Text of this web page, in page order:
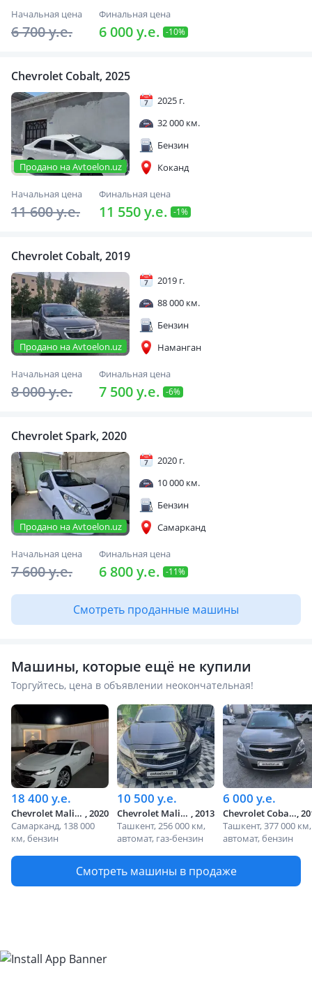
Начальная цена
6 700 y.e.
Финальная цена
6 000 y.e. -10%
Chevrolet Cobalt, 2025
Продано на Avtoelon.uz
2025 г.
32 000 км.
Бензин
Коканд
Начальная цена
11 600 y.e.
Финальная цена
11 550 y.e. -1%
Chevrolet Cobalt, 2019
Продано на Avtoelon.uz
2019 г.
88 000 км.
Бензин
Наманган
Начальная цена
8 000 y.e.
Финальная цена
7 500 y.e. -6%
Chevrolet Spark, 2020
Продано на Avtoelon.uz
2020 г.
10 000 км.
Бензин
Самарканд
Начальная цена
7 600 y.e.
Финальная цена
6 800 y.e. -11%
Смотреть проданные машины
Машины, которые ещё не купили
Торгуйтесь, цена в объявлении неокончательная!
18 400 y.e.
Chevrolet Malibu 2, 2020 , 2020
Самарканд, 138 000
км, бензин
10 500 y.e.
Chevrolet Malibu, 2013 , 2013
Ташкент, 256 000 км,
автомат, газ-бензин
6 000 y.e.
Chevrolet Cobalt, 2013,
Ташкент, 377 000 км,
автомат, бензин
Смотреть машины в продаже